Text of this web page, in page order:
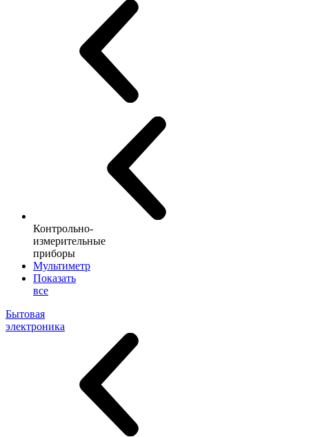
Контрольно-
измерительные
приборы
Мультиметр
Показать
все
Бытовая
электроника